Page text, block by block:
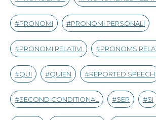
PRONOMI PRONOMI PERSONALI
PRONOMI RELATIVI PRONOMS
QUI QUIEN REPORTED SPEECH
SECOND CONDITIONAL SER SI